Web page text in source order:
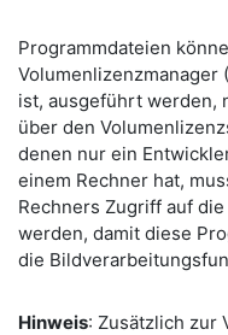
Programmdateien
Volumenlizenzmanager
ist, ausgeführt werden,
über den
denen nur ein
einem Rechner hat,
Rechners Zugriff auf
werden, damit diese
die
Hinweis: Zusätzlich zur